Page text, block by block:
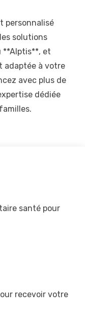
personnalisé
solutions
**Alptis**, et
adaptée à votre
avec plus de
dédiée
santé pour
recevoir votre